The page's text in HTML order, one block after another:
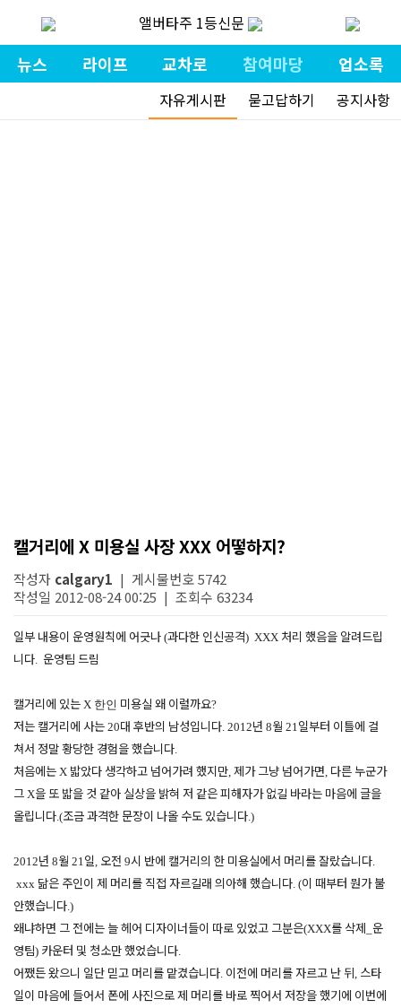
앨버타주 1등신문
뉴스 라이프 교차로 참여마당 업소록
자유게시판 묻고답하기 공지사항
캘거리에 X 미용실 사장 XXX 어떻하지?
작성자 calgary1 | 게시물번호 5742
작성일 2012-08-24 00:25 | 조회수 63234
일부 내용이 운영원칙에 어긋나 (과다한 인신공격) XXX 처리 했음을 알려드립
니다. 운영팀 드림
캘거리에 있는 X 한인 미용실 왜 이럴까요?
저는캘거리에 사는 20대 후반의 남성입니다. 2012년 8월 21일부터 이틀에 걸
쳐서 정말황당한 경험을했습니다.
처음에는 X 밟았다 생각하고 넘어가려 했지만, 제가 그냥 넘어가면, 다른 누군가
그 X을 또 밟을 것같아 실상을 밝혀 저 같은피해자가 없길 바라는 마음에 글을
올립니다.(조금과격한 문장이 나올 수도 있습니다.)
2012년 8월 21일, 오전 9시 반에 캘거리의 한 미용실에서 머리를잘랐습니다.
xxx 닮은 주인이 제 머리를 직접 자르길래 의아해 했습니다. (이 때부터 뭔가 불
안했습니다.)
왜냐하면 그 전에는 늘헤어 디자이너들이 따로 있었고 그분은(XXX를 삭제 운
영팀) 카운터 및 청소만했었습니다.
어쨌든왔으니 일단 믿고 머리를 맡겼습니다. 이전에 머리를 자르고 난 뒤, 스타
일이 마음에 들어서 폰에 사진으로제 머리를 바로 찍어서 저장을했기에 이번에